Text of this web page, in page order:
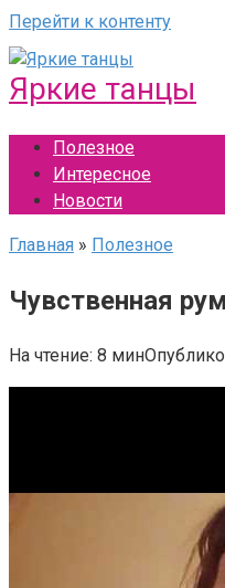
Перейти к контенту
Яркие танцы
Полезное
Интересное
Новости
Главная » Полезное
Чувственная
На чтение: 8 мин